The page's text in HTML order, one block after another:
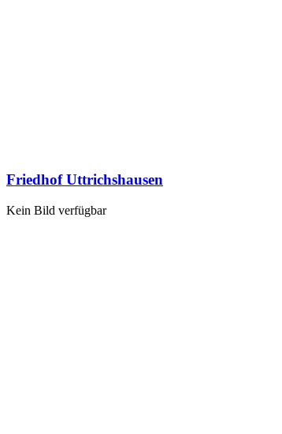
Friedhof Uttrichshausen
Kein Bild verfügbar